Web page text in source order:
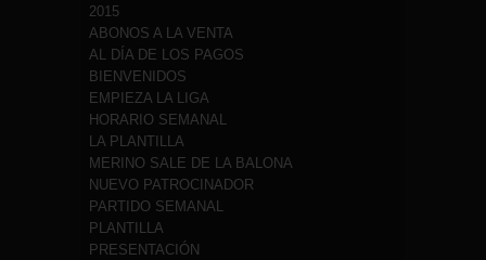
2015
ABONOS A LA VENTA
AL DÍA DE LOS PAGOS
BIENVENIDOS
EMPIEZA LA LIGA
HORARIO SEMANAL
LA PLANTILLA
MERINO SALE DE LA BALONA
NUEVO PATROCINADOR
PARTIDO SEMANAL
PLANTILLA
PRESENTACIÓN